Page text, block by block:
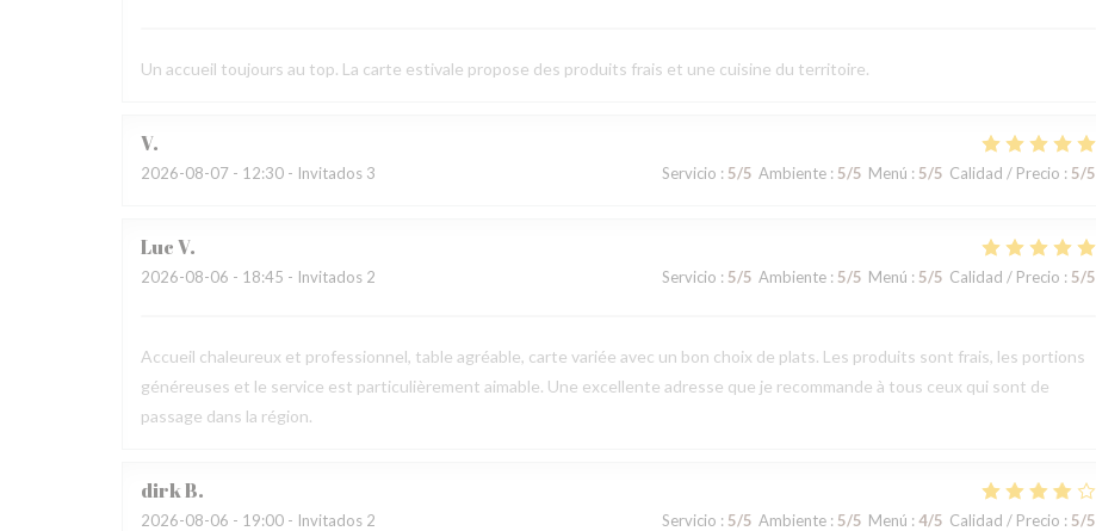
Un accueil toujours au top. La carte estivale propose des produits frais et une cuisine du territoire.
V
2026-08-07 - 12:30 - Invitados 3 Servicio : 5/5 Ambiente: 5/5 Menú : 5/5 Calidad / Precio : 5/5
LucV
2026-08-06 - 18:45 - Invitados 2 Servicio : 5/5 Ambiente: 5/5 Menú : 5/5 Calidad / Precio : 5/5
Accueil chaleureux et professionnel, table agréable, carte variée avec un bon choix de plats. Les produits sont frais, les portions
généreuses et le service est particulièrement aimable. Une excellente adresse que je recommande à tous ceux qui sont de
passage dans la région.
dirkB
2026-08-06 - 19:00 - Invitados 2 Servicio : 5/5 Ambiente: 5/5 Menú : 4/5 Calidad / Precio : 5/5